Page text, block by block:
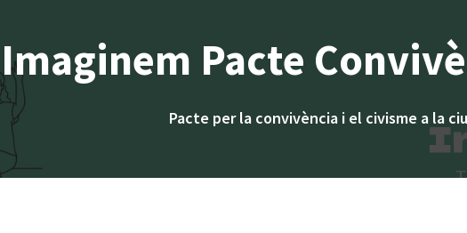
Imaginem Pacte
Pacte per la convivència i el civisme a la